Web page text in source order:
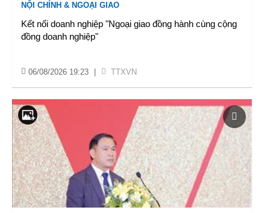
NỘI CHÍNH & NGOẠI GIAO
Kết nối doanh nghiệp "Ngoại giao đồng hành cùng cộng
đồng doanh nghiệp"
06/08/2026 19:23 TTXVN